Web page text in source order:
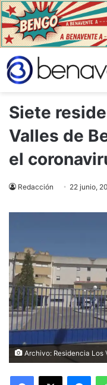
Siete
Valles de
el
Redacción 22 junio,
Archivo: Residencia Los
Facebook
X